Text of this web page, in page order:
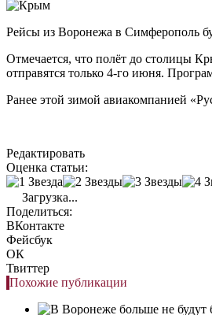
Рейсы из Воронежа в Симферополь
Отмечается, что полёт до столицы
отправятся только 4-го июня.
Ранее этой зимой авиакомпанией
Редактировать
Оценка статьи:
Загрузка...
Поделиться:
ВКонтакте
Фейсбук
ОК
Твиттер
Похожие публикации